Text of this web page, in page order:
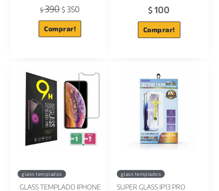
$390 $ 350
Comprar!
$ 100
Comprar!
glass templados
GLASS TEMPLADO IPHONE
glass templados
SUPER GLASS IP13 PRO